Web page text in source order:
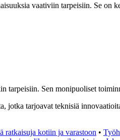
vaativiin tarpeisiin. Se on
Sen monipuoliset
tarjoavat teknisiä
ratkaisuja kotiin ja varastoon •